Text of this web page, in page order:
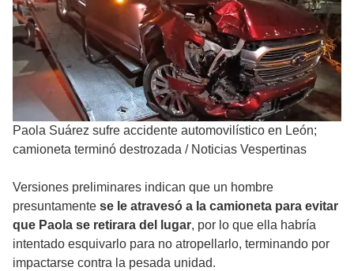
Paola Suárez sufre accidente automovilístico en León;
camioneta terminó destrozada / Noticias Vespertinas
Versiones preliminares indican que un hombre
presuntamente se le atravesó a la camioneta para evitar
que Paola se retirara del lugar, por lo que ella habría
intentado esquivarlo para no atropellarlo, terminando por
impactarse contra la pesada unidad.